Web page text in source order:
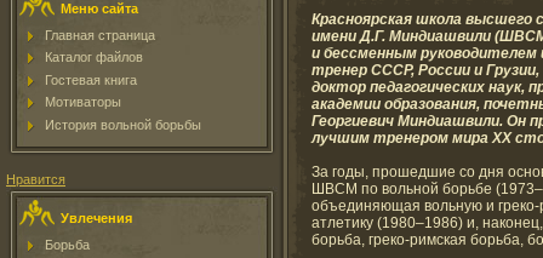
Меню сайта
Главная страница
Каталог файлов
Гостевая книга
Мотиваторы
История вольной борьбы
Нравится
Увлечения
Борьба
Красноярская школа высшего
имени Д.Г. Миндиашвили
и бессменным
тренер СССР, России и
доктор педагогических наук,
академии образования,
Георгиевич Миндиашвили. Он
лучшим тренером мира XX
За годы, прошедшие со дня
ШВСМ по вольной борьбе
объединяющая вольную и греко-
атлетику (1980–1986) и,
борьба, греко-римская борьба,